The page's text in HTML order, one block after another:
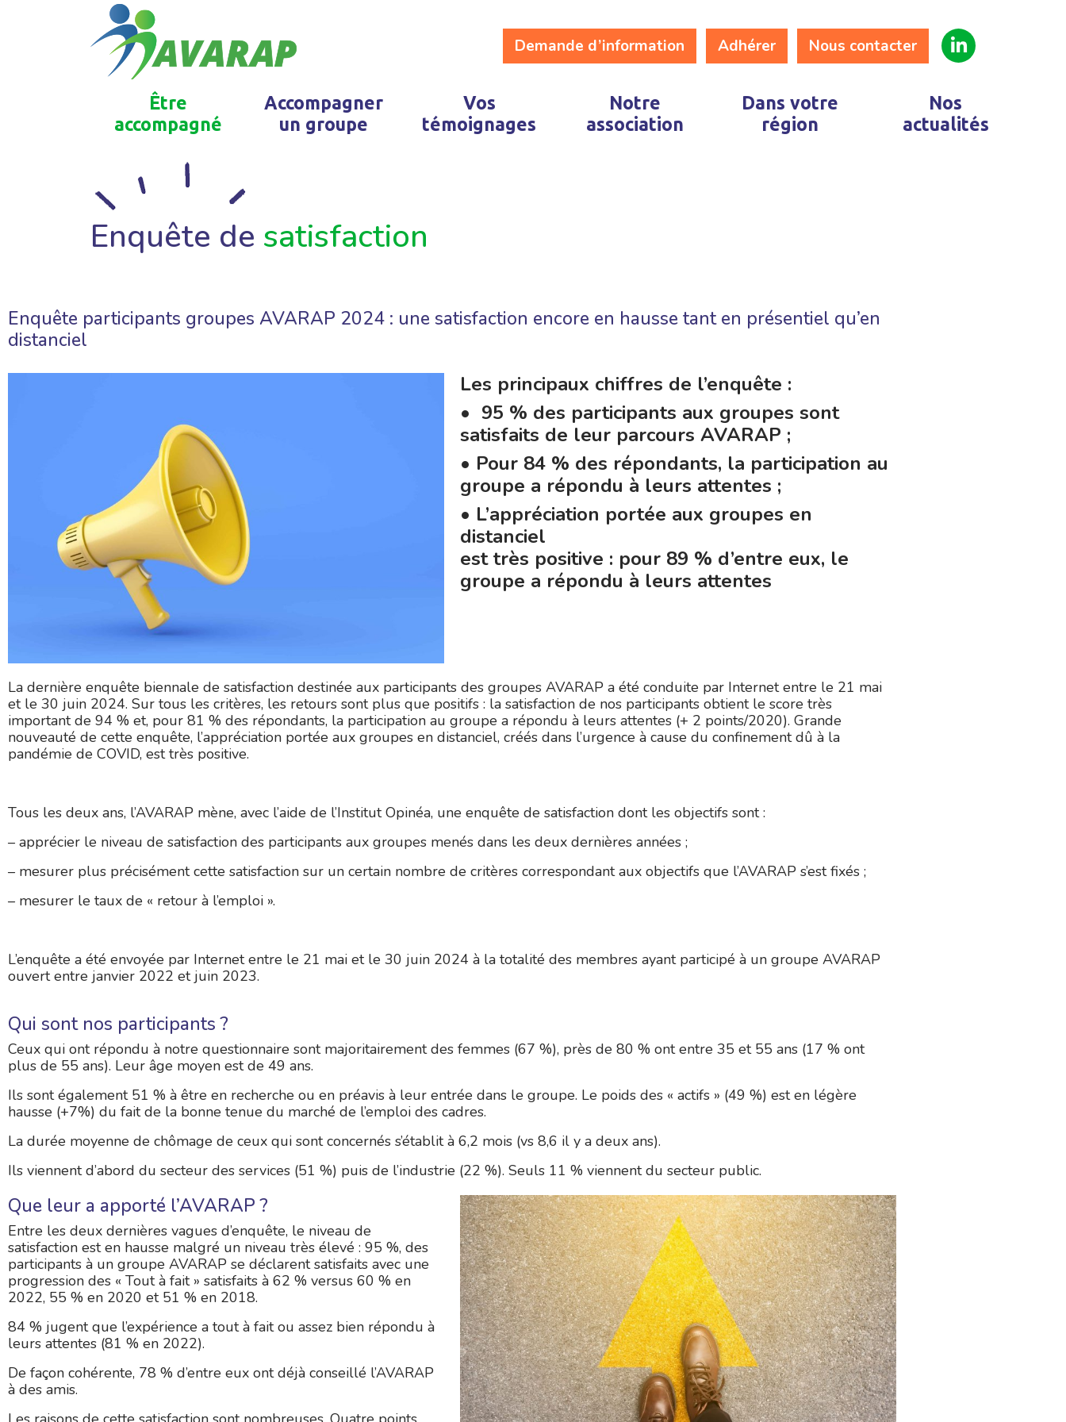
Demande d’information Adhérer Nous contacter
Être
accompagné
Accompagner
un groupe
Vos
témoignages
Notre
association
Dans votre
région
Nos
actualités
Enquête de satisfaction
Enquête participants groupes AVARAP 2024 : une satisfaction encore en hausse tant en présentiel qu’en
distanciel
Les principaux chiffres de l’enquête :
• 95 % des participants aux groupes sont
satisfaits de leur parcours AVARAP ;
• Pour 84 % des répondants, la participation au
groupe a répondu à leurs attentes ;
• L’appréciation portée aux groupes en
distanciel
est très positive : pour 89 % d’entre eux, le
groupe a répondu à leurs attentes
La dernière enquête biennale de satisfaction destinée aux participants des groupes AVARAP a été conduite par Internet entre le 21 mai
et le 30 juin 2024. Sur tous les critères, les retours sont plus que positifs : la satisfaction de nos participants obtient le score très
important de 94 % et, pour 81 % des répondants, la participation au groupe a répondu à leurs attentes (+ 2 points/2020). Grande
nouveauté de cette enquête, l’appréciation portée aux groupes en distanciel, créés dans l’urgence à cause du confinement dû à la
pandémie de COVID, est très positive.
Tous les deux ans, l’AVARAP mène, avec l’aide de l’Institut Opinéa, une enquête de satisfaction dont les objectifs sont :
– apprécier le niveau de satisfaction des participants aux groupes menés dans les deux dernières années ;
– mesurer plus précisément cette satisfaction sur un certain nombre de critères correspondant aux objectifs que l’AVARAP s’est fixés ;
– mesurer le taux de « retour à l’emploi ».
L’enquête a été envoyée par Internet entre le 21 mai et le 30 juin 2024 à la totalité des membres ayant participé à un groupe AVARAP
ouvert entre janvier 2022 et juin 2023.
Qui sont nos participants ?
Ceux qui ont répondu à notre questionnaire sont majoritairement des femmes (67 %), près de 80 % ont entre 35 et 55 ans (17 % ont
plus de 55 ans). Leur âge moyen est de 49 ans.
Ils sont également 51 % à être en recherche ou en préavis à leur entrée dans le groupe. Le poids des « actifs » (49 %) est en légère
hausse (+7%) du fait de la bonne tenue du marché de l’emploi des cadres.
La durée moyenne de chômage de ceux qui sont concernés s’établit à 6,2 mois (vs 8,6 il y a deux ans).
Ils viennent d’abord du secteur des services (51 %) puis de l’industrie (22 %). Seuls 11 % viennent du secteur public.
Que leur a apporté l’AVARAP ?
Entre les deux dernières vagues d’enquête, le niveau de
satisfaction est en hausse malgré un niveau très élevé : 95 %, des
participants à un groupe AVARAP se déclarent satisfaits avec une
progression des « Tout à fait » satisfaits à 62 % versus 60 % en
2022, 55 % en 2020 et 51 % en 2018.
84 % jugent que l’expérience a tout à fait ou assez bien répondu à
leurs attentes (81 % en 2022).
De façon cohérente, 78 % d’entre eux ont déjà conseillé l’AVARAP
à des amis.